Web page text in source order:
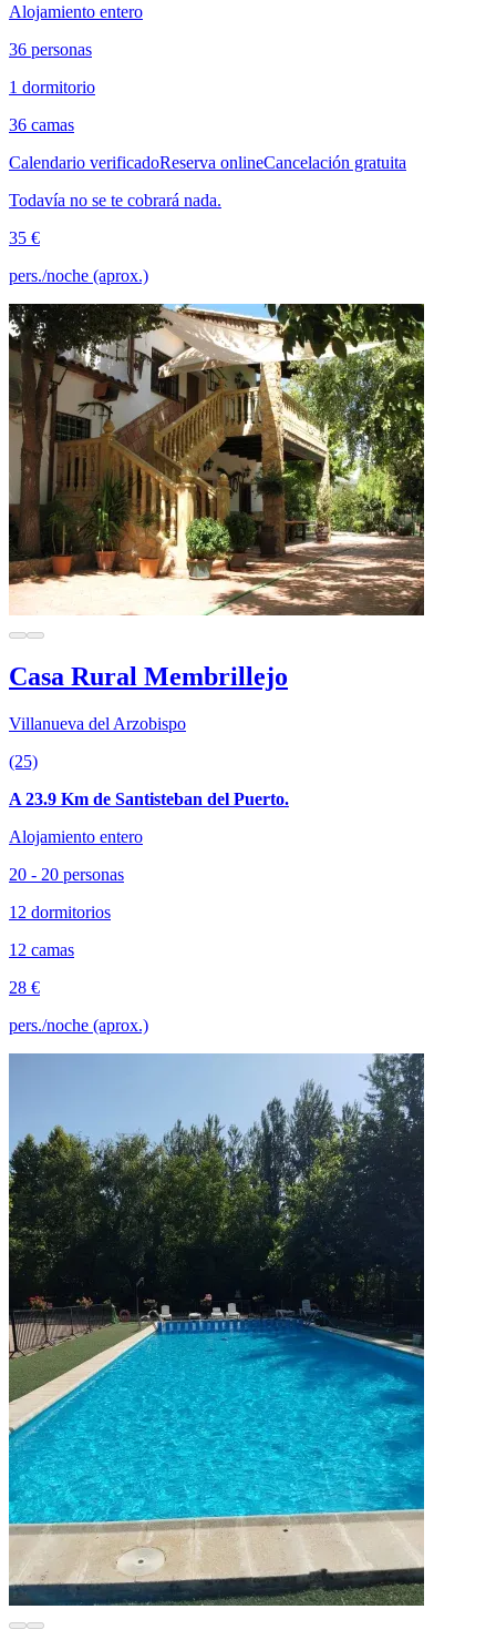
Alojamiento entero
36 personas
1 dormitorio
36 camas
Calendario verificadoReserva onlineCancelación gratuita
Todavía no se te cobrará nada.
35 €
pers./noche (aprox.)
Casa Rural Membrillejo
Villanueva del Arzobispo
(25)
A 23.9 Km de Santisteban del Puerto.
Alojamiento entero
20 - 20 personas
12 dormitorios
12 camas
28 €
pers./noche (aprox.)